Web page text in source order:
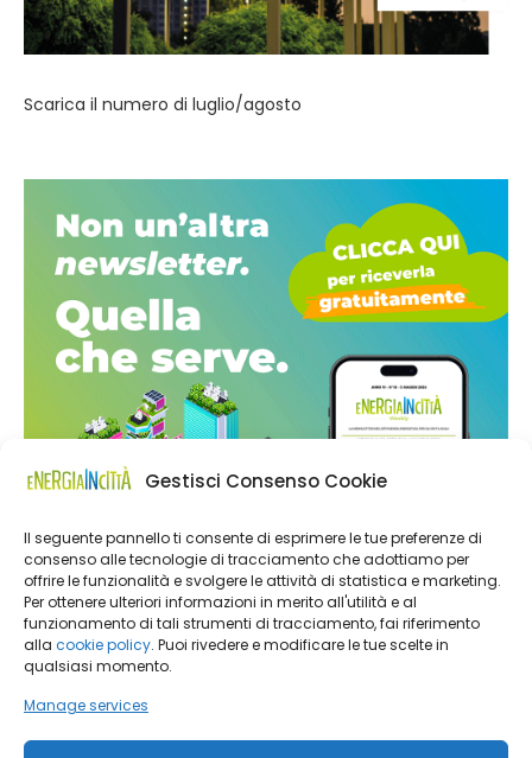
Gestisci Consenso Cookie
Il seguente pannello ti consente di esprimere le tue preferenze di
consenso alle tecnologie di tracciamento che adottiamo per
offrire le funzionalità e svolgere le attività di statistica e marketing.
Per ottenere ulteriori informazioni in merito all'utilità e al
funzionamento di tali strumenti di tracciamento, fai riferimento
alla cookie policy. Puoi rivedere e modificare le tue scelte in
qualsiasi momento.
Manage services
Scarica il numero di luglio/agosto